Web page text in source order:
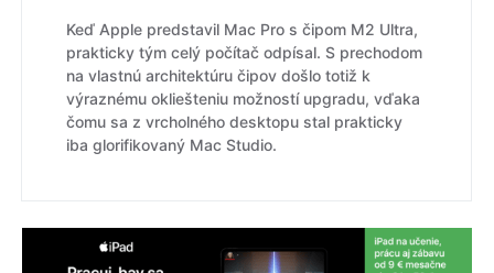
Keď Apple predstavil Mac Pro s čipom M2 Ultra,
prakticky tým celý počítač odpísal. S prechodom
na vlastnú architektúru čipov došlo totiž k
výraznému okliešteniu možností upgradu, vďaka
čomu sa z vrcholného desktopu stal prakticky
iba glorifikovaný Mac Studio.